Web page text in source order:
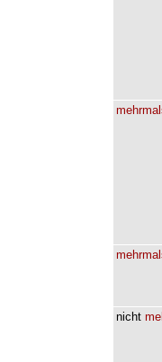
nicht